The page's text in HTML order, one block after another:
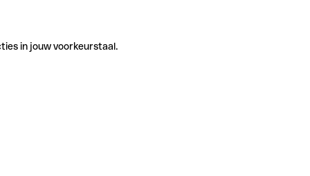
in jouw voorkeurstaal.